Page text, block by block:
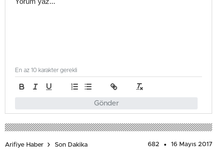
Gönder
En az 10 karakter gerekli
Arifiye Haber Son Dakika 682 16 Mayıs 2017